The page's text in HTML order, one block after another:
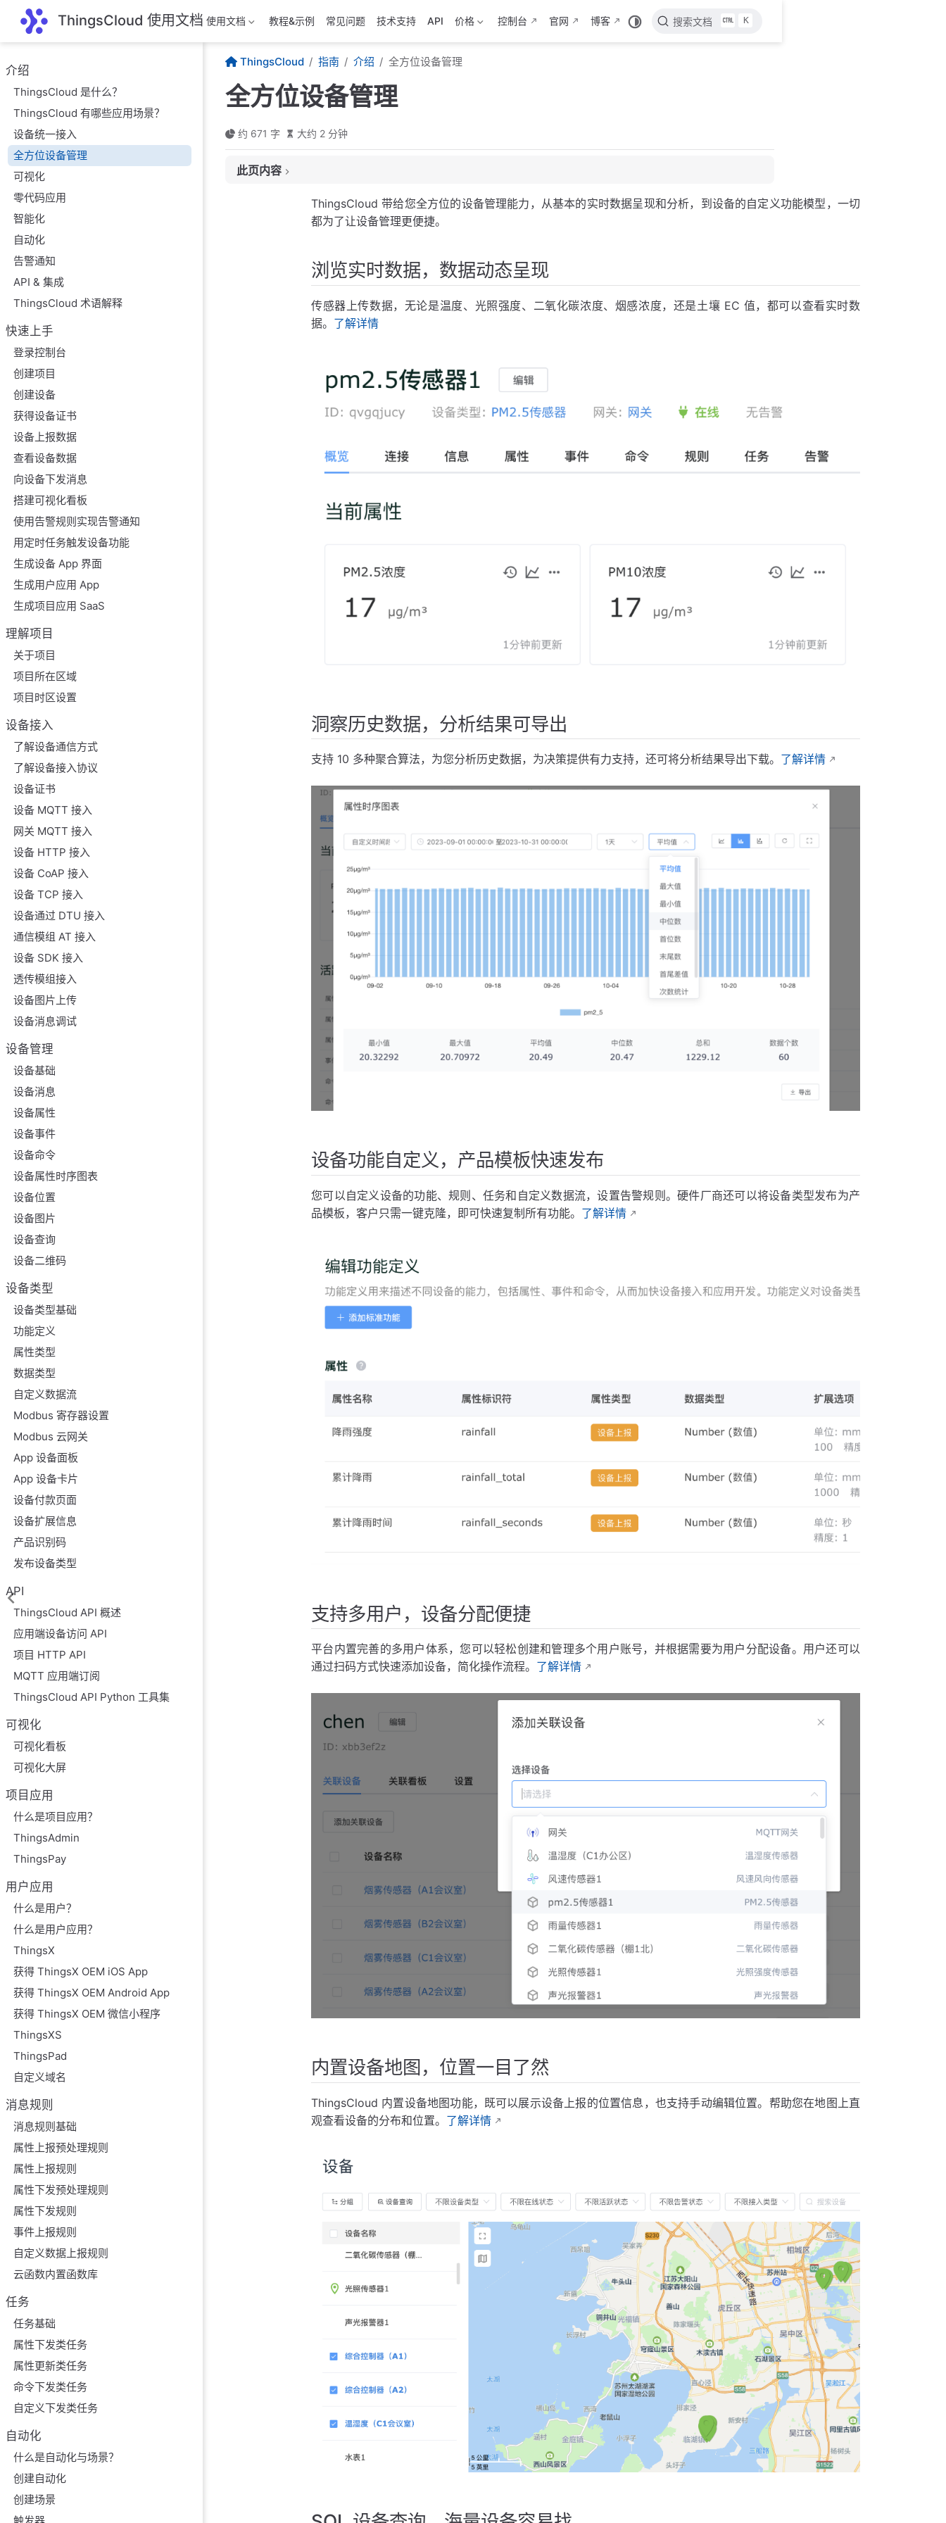
跳至主要內容ThingsCloud 使用文档 使用文档 教程&示例 常见问题 技术支持 API 价格 控制台 官网 博客 搜索文档 K
介绍
ThingsCloud 是什么？
ThingsCloud 有哪些应用场景？
设备统一接入
全方位设备管理
可视化
零代码应用
智能化
自动化
告警通知
API & 集成
ThingsCloud 术语解释
快速上手
登录控制台
创建项目
创建设备
获得设备证书
设备上报数据
查看设备数据
向设备下发消息
搭建可视化看板
使用告警规则实现告警通知
用定时任务触发设备功能
生成设备 App 界面
生成用户应用 App
生成项目应用 SaaS
理解项目
关于项目
项目所在区域
项目时区设置
设备接入
了解设备通信方式
了解设备接入协议
设备证书
设备 MQTT 接入
网关 MQTT 接入
设备 HTTP 接入
设备 CoAP 接入
设备 TCP 接入
设备通过 DTU 接入
通信模组 AT 接入
设备 SDK 接入
透传模组接入
设备图片上传
设备消息调试
设备管理
设备基础
设备消息
设备属性
设备事件
设备命令
设备属性时序图表
设备位置
设备图片
设备查询
设备二维码
设备类型
设备类型基础
功能定义
属性类型
数据类型
自定义数据流
Modbus 寄存器设置
Modbus 云网关
App 设备面板
App 设备卡片
设备付款页面
设备扩展信息
产品识别码
发布设备类型
API
ThingsCloud API 概述
应用端设备访问 API
项目 HTTP API
MQTT 应用端订阅
ThingsCloud API Python 工具集
可视化
可视化看板
可视化大屏
项目应用
什么是项目应用？
ThingsAdmin
ThingsPay
用户应用
什么是用户？
什么是用户应用？
ThingsX
获得 ThingsX OEM iOS App
获得 ThingsX OEM Android App
获得 ThingsX OEM 微信小程序
ThingsXS
ThingsPad
自定义域名
消息规则
消息规则基础
属性上报预处理规则
属性上报规则
属性下发预处理规则
属性下发规则
事件上报规则
自定义数据上报规则
云函数内置函数库
任务
任务基础
属性下发类任务
属性更新类任务
命令下发类任务
自定义下发类任务
自动化
什么是自动化与场景？
创建自动化
创建场景
ThingsCloud 指南 介绍 全方位设备管理
全方位设备管理
约 671 字 大约 2 分钟
此页内容
浏览实时数据，数据动态呈现
洞察历史数据，分析结果可导出
支持多用户，设备分配便捷
SQL 设备查询，海量设备容易找
设备扩展信息，轻松维护设备
OTA 云端支持，固件升级无忧
ThingsCloud 带给您全方位的设备管理能力，从基本的实时数据呈现和分析，到设备的自定义功能模型，一切
都为了让设备管理更便捷。
浏览实时数据，数据动态呈现
传感器上传数据，无论是温度、光照强度、二氧化碳浓度、烟感浓度，还是土壤 EC 值，都可以查看实时数
据。 了解详情
洞察历史数据，分析结果可导出
支持 10 多种聚合算法，为您分析历史数据，为决策提供有力支持，还可将分析结果导出下载。 了解详情
设备功能自定义，产品模板快速发布
您可以自定义设备的功能、规则、任务和自定义数据流，设置告警规则。硬件厂商还可以将设备类型发布为产
品模板，客户只需一键克隆，即可快速复制所有功能。 了解详情
支持多用户，设备分配便捷
平台内置完善的多用户体系，您可以轻松创建和管理多个用户账号，并根据需要为用户分配设备。用户还可以
通过扫码方式快速添加设备，简化操作流程。 了解详情
内置设备地图，位置一目了然
ThingsCloud 内置设备地图功能，既可以展示设备上报的位置信息，也支持手动编辑位置。帮助您在地图上直
观查看设备的分布和位置。 了解详情